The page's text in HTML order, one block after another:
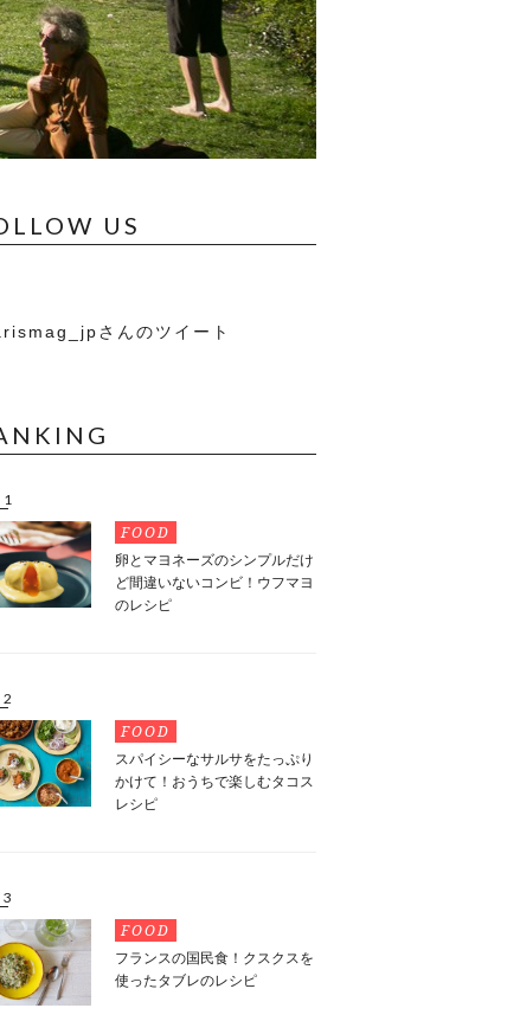
US
さんのツイート
FOOD
卵とマヨネーズのシンプルだけ
ど間違いないコンビ！ウフマヨ
のレシピ
FOOD
スパイシーなサルサをたっぷり
かけて！おうちで楽しむタコス
レシピ
FOOD
フランスの国民食！クスクスを
使ったタブレのレシピ